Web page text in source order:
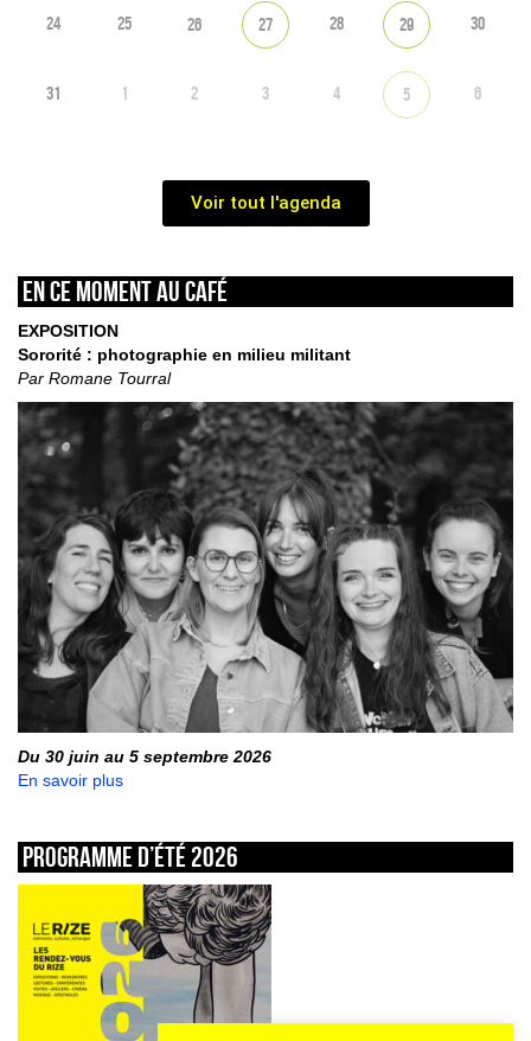
24 25 26 27 28 29 30
31 1 2 3 4 5 6
Voir tout l'agenda
En ce moment au café
EXPOSITION
Sororité : photographie en milieu militant
Par Romane Tourral
Du 30 juin au 5 septembre 2026
En savoir plus
Programme d’été 2026